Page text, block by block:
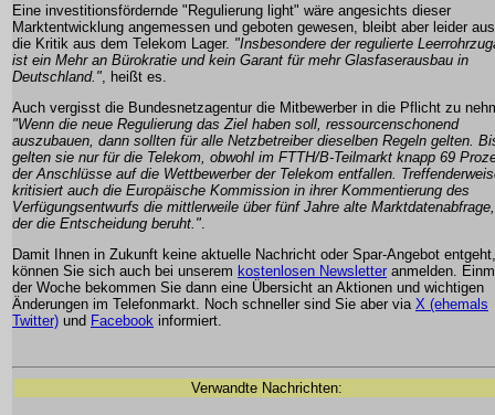
Eine investitionsfördernde "Regulierung light" wäre angesichts dieser
Marktentwicklung angemessen und geboten gewesen, bleibt aber leider
die Kritik aus dem Telekom Lager. "Insbesondere der regulierte
ist ein Mehr an Bürokratie und kein Garant für mehr Glasfaserausbau in
Deutschland." , heißt es.
Auch vergisst die Bundesnetzagentur die Mitbewerber in die Pflicht zu
"Wenn die neue Regulierung das Ziel haben soll, ressourcenschonend
auszubauen, dann sollten für alle Netzbetreiber dieselben Regeln gelten.
gelten sie nur für die Telekom, obwohl im FTTH/B-Teilmarkt knapp 69
der Anschlüsse auf die Wettbewerber der Telekom entfallen.
kritisiert auch die Europäische Kommission in ihrer Kommentierung des
Verfügungsentwurfs die mittlerweile über fünf Jahre alte
der die Entscheidung beruht."
Damit Ihnen in Zukunft keine aktuelle Nachricht oder Spar-Angebot entgeht,
können Sie sich auch bei unserem kostenlosen Newsletter anmelden.
der Woche bekommen Sie dann eine Übersicht an Aktionen und wichtigen
Änderungen im Telefonmarkt. Noch schneller sind Sie aber via X (ehemals
Twitter) und Facebook informiert.
Verwandte Nachrichten: